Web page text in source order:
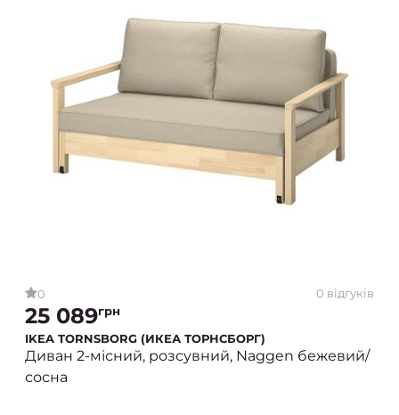
0 0 відгуків
25 089грн
IKEA TORNSBORG (ИКЕА ТОРНСБОРГ)
Диван 2-місний, розсувний, Naggen бежевий/
сосна